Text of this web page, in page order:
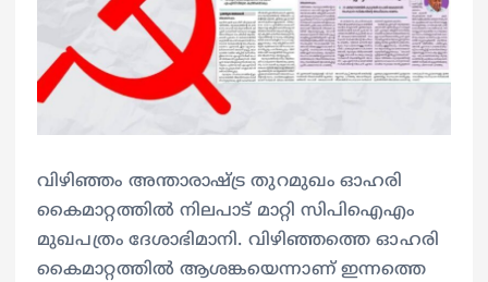
വിഴിഞ്ഞം അന്താരാഷ്ട്ര തുറമുഖം ഓഹരി
കൈമാറ്റത്തിൽ നിലപാട് മാറ്റി സിപിഐഎം
മുഖപത്രം ദേശാഭിമാനി. വിഴിഞ്ഞത്തെ ഓഹരി
കൈമാറ്റത്തിൽ ആശങ്കയെന്നാണ് ഇന്നത്തെ